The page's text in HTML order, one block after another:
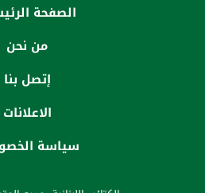
الصفحة
من نحن
إتصل بنا
الاعلانات
سياسة